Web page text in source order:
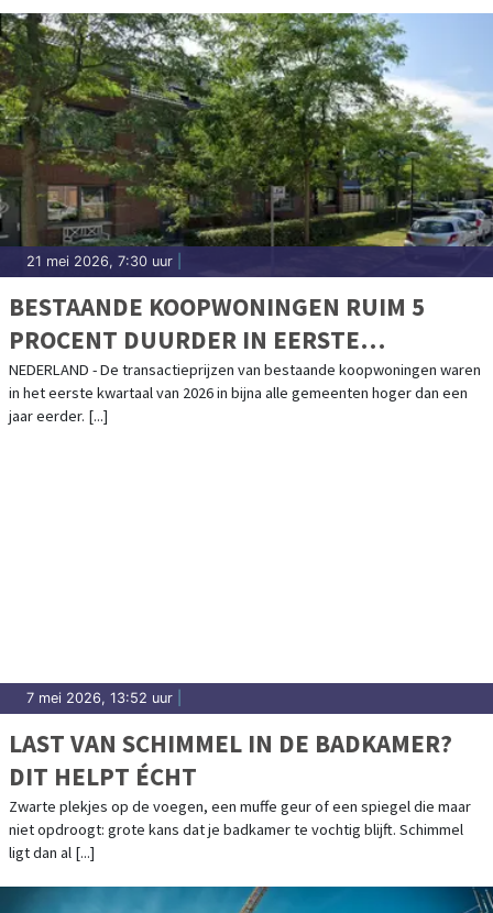
21 mei 2026, 7:30 uur
BESTAANDE KOOPWONINGEN RUIM 5
PROCENT DUURDER IN EERSTE
KWARTAAL
NEDERLAND - De transactieprijzen van bestaande koopwoningen waren
in het eerste kwartaal van 2026 in bijna alle gemeenten hoger dan een
jaar eerder. [...]
7 mei 2026, 13:52 uur
LAST VAN SCHIMMEL IN DE BADKAMER?
DIT HELPT ÉCHT
Zwarte plekjes op de voegen, een muffe geur of een spiegel die maar
niet opdroogt: grote kans dat je badkamer te vochtig blijft. Schimmel
ligt dan al [...]